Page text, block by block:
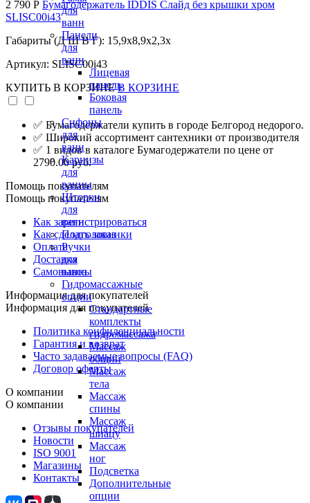
для
ванн
Панели
для
ванн
Лицевая
панель
Боковая
панель
Сифоны
для
ванн
Карнизы
для
ванны
Шторки
для
ванн
Подголовники
Ручки
для
ванны
Гидромассажные
опции
Стандартные
комплекты
гидромассажа
Массаж
общий
Массаж
тела
Массаж
спины
Массаж
шиацу
Массаж
ног
Подсветка
Дополнительные
опции
2 790 Р Бумагодержатель IDDIS Слайд без крышки хром
SLISC00i43
Габариты (Д Ш В Г): 15,9x8,9x2,3x
Артикул: SLISC00i43
КУПИТЬ В КОРЗИНЕ В КОРЗИНЕ
✅ Бумагодержатели купить в городе Белгород недорого.
✅ Широкий ассортимент сантехники от производителя
✅ 1 видов в каталоге Бумагодержатели по цене от
2790.00 руб.
Помощь покупателям
Помощь покупателям
Как зарегистрироваться
Как сделать заказ
Оплата
Доставка
Самовывоз
Информация для покупателей
Информация для покупателей
Политика конфиденциальности
Гарантия и возврат
Часто задаваемые вопросы (FAQ)
Договор оферты
О компании
О компании
Отзывы покупателей
Новости
ISO 9001
Магазины
Контакты